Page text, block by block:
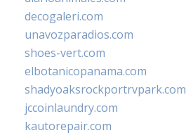
decogaleri.com
unavozparadios.com
shoes-vert.com
elbotanicopanama.com
shadyoaksrockportrvpark.com
jccoinlaundry.com
kautorepair.com